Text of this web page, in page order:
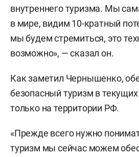
внутреннего туризма. Мы
в мире, видим 10-кратный
мы будем стремиться, это
возможно», — сказал он.
Как заметил Чернышенко,
безопасный туризм в
только на территории РФ.
«Прежде всего нужно
туризм мы сейчас можем